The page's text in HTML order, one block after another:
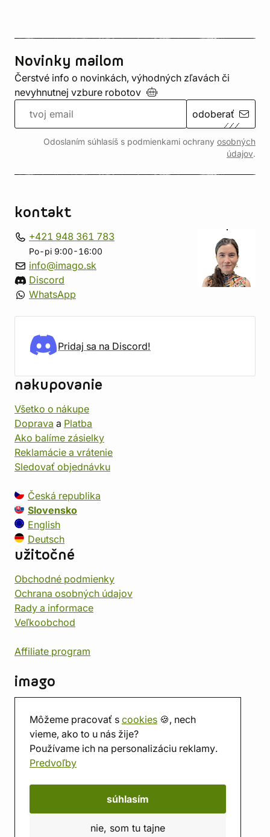
Môžeme pracovať s cookies 🍪, nech
vieme, ako to u nás žije?
Používame ich na personalizáciu reklamy.
Predvoľby
súhlasím
nie, som tu tajne
Novinky mailom
Čerstvé info o novinkách, výhodných zľavách či
nevyhnutnej vzbure robotov
odoberať
Odoslaním súhlasíš s podmienkami ochrany osobných
údajov.
kontakt
+421 948 361 783
Po-pi 9:00-16:00
info@imago.sk
Discord
WhatsApp
Pridaj sa na Discord!
nakupovanie
Všetko o nákupe
Doprava a Platba
Ako balíme zásielky
Reklamácie a vrátenie
Sledovať objednávku
Česká republika
Slovensko
English
Deutsch
užitočné
Obchodné podmienky
Ochrana osobných údajov
Rady a informace
Veľkoobchod
Affiliate program
imago
Predajňa
Herňa
O nás
Hodnotenie obchodu